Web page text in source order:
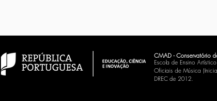
CMAD - Conservatório
Escola de Ensino
Oficiais de Música
DREC de 2012.